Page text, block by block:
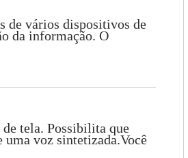
de vários dispositivos de
da informação. O
tela. Possibilita que
uma voz sintetizada.Você